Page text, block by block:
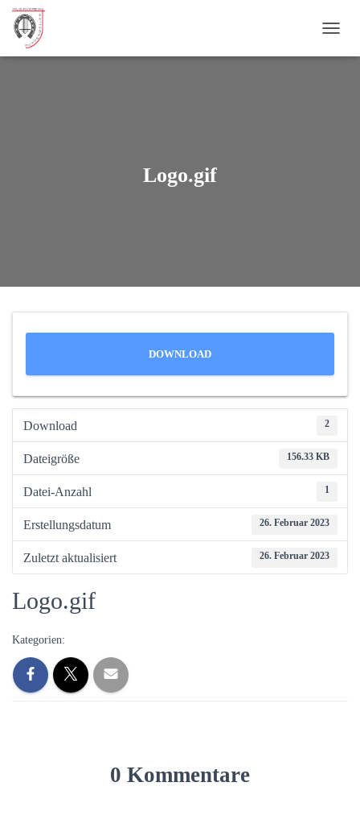
Logo.gif
DOWNLOAD
Download 2
Dateigröße 156.33 KB
Datei-Anzahl 1
Erstellungsdatum 26. Februar 2023
Zuletzt aktualisiert 26. Februar 2023
Logo.gif
Kategorien:
0 Kommentare